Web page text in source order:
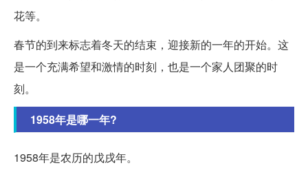
花等。
春节的到来标志着冬天的结束，迎接新的一年的开始。这
是一个充满希望和激情的时刻，也是一个家人团聚的时
刻。
1958年是哪一年?
1958年是农历的戊戌年。